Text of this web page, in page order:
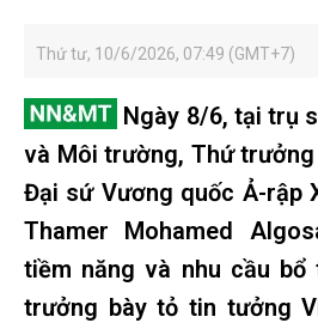
Thứ tư, 10/6/2026, 07:49 (GMT+7)
Ngày 8/6, tại trụ
và Môi trường, Thứ
Đại sứ Vương quốc Ả-rập
Thamer Mohamed
tiềm năng và nhu cầu bổ
trưởng bày tỏ tin tưởng